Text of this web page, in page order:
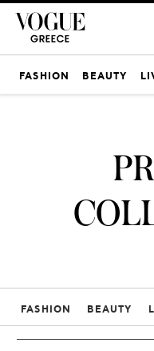
FASHION BEAUTY
FASHION BEAUTY